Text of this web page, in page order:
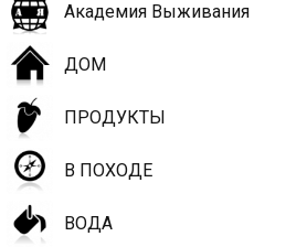
Академия Выживания
ДОМ
ПРОДУКТЫ
В ПОХОДЕ
ВОДА